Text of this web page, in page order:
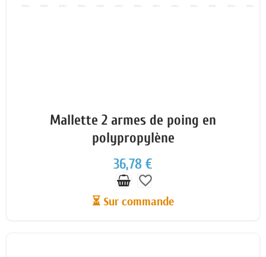
Mallette 2 armes de poing en
polypropylène
36,78 €
favorite_border
⏳ Sur commande